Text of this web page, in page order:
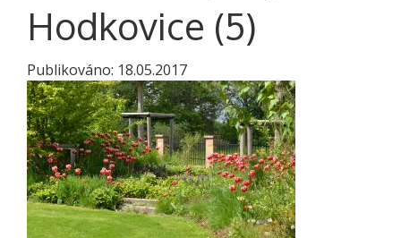
Hodkovice (5)
Publikováno: 18.05.2017